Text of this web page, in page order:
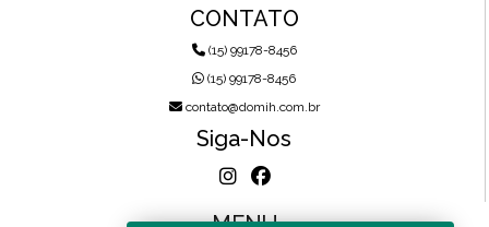
CONTATO
(15) 99178-8456
(15) 99178-8456
contato@domih.com.br
Siga-Nos